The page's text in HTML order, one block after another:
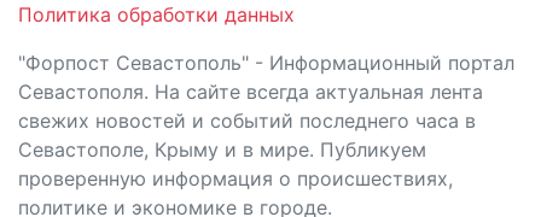
Политика обработки данных
"Форпост Севастополь" - Информационный портал
Севастополя. На сайте всегда актуальная лента
свежих новостей и событий последнего часа в
Севастополе, Крыму и в мире. Публикуем
проверенную информация о происшествиях,
политике и экономике в городе.